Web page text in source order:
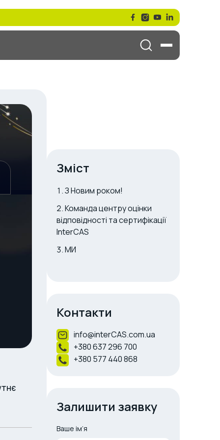
Зміст
З Новим роком!
Команда центру оцінки
відповідності та сертифікації
InterCAS
МИ
Контакти
info@interCAS.com.ua
+380 637 296 700
+380 577 440 868
Залишити заявку
Ваше ім’я
A